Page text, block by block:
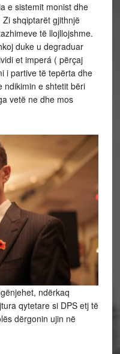
e sistemit monist dhe
shqiptarët gjithnjë
të llojllojshme.
duke u degraduar
et imperá ( përçaj
i partive të tepërta dhe
e shtetit bëri
vetë ne dhe mos
ndërkaq
qytetare si DPS etj të
dërgonin ujin në